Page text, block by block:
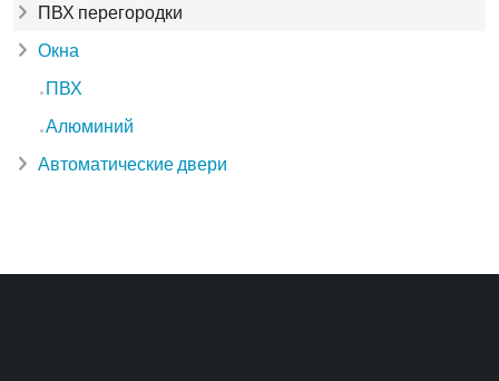
ПВХ перегородки
Окна
ПВХ
Алюминий
Автоматические двери